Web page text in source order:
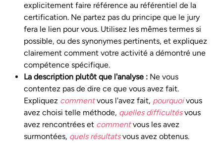
explicitement faire référence au référentiel de la
certification. Ne partez pas du principe que le jury
fera le lien pour vous. Utilisez les mêmes termes si
possible, ou des synonymes pertinents, et expliquez
clairement comment votre activité a démontré une
compétence spécifique.
La description plutôt que l'analyse : Ne vous
contentez pas de dire ce que vous avez fait.
Expliquez commentvous l'avez fait, pourquoivous
avez choisi telle méthode, quelles difficultésvous
avez rencontrées et commentvous les avez
surmontées, quels résultatsvous avez obtenus.